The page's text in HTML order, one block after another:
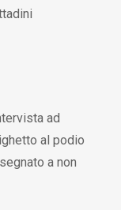
ad
al podio
a non